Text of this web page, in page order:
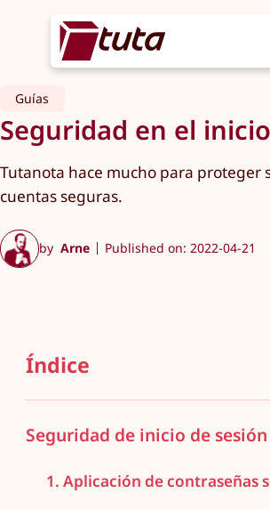
Guías
Seguridad en el
Tutanota hace mucho para proteger
cuentas seguras.
by Arne Published on: 2022-04-21
Índice
Seguridad de inicio de sesión
1. Aplicación de contraseñas